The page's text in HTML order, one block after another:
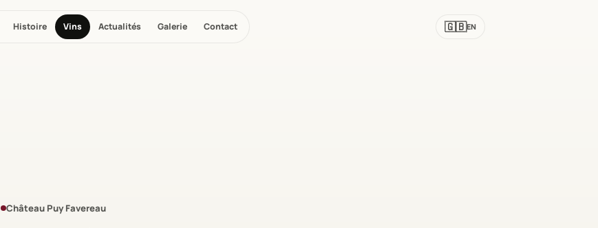
Histoire Vins Actualités Galerie Contact 🇬🇧EN
Château Puy Favereau